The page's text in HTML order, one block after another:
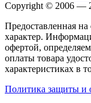
Copyright © 2006 —
Предоставленная
характер.
офертой,
оплаты товара
характеристиках в
Политика защиты и